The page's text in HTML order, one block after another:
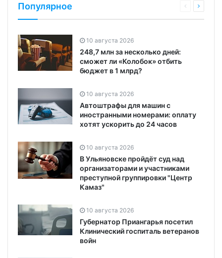
Популярное
10 августа 2026
248,7 млн за несколько дней:
сможет ли «Колобок» отбить
бюджет в 1 млрд?
10 августа 2026
Автоштрафы для машин с
иностранными номерами: оплату
хотят ускорить до 24 часов
10 августа 2026
В Ульяновске пройдёт суд над
организаторами и участниками
преступной группировки "Центр
Камаз"
10 августа 2026
Губернатор Приангарья посетил
Клинический госпиталь ветеранов
войн